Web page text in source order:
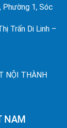
Phường 1, Sóc
Trấn Di Linh –
NỘI THÀNH
NAM